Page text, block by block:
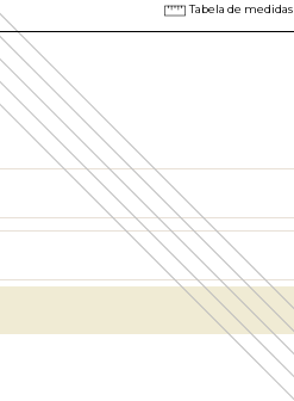
Tabela de medidas